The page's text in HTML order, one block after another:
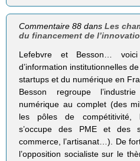
Commentaire 88 dansLes
du financement de
Lefebvre et Besson…
d’information institutionnelles
startups et du numérique en
Besson regroupe
numérique au complet (des
les pôles de compétitivité,
s’occupe des PME et des
commerce, l’artisanat…). De
l’opposition socialiste sur le